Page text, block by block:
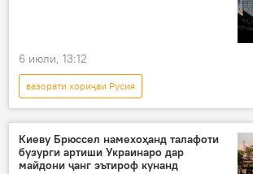
6 июли, 13:12
вазорати хориҷаи Русия
Украина
амалиёти вижа
Латвия
НАТО
Киеву Брюссел намехоҳанд талафоти
бузурги артиши Украинаро дар
майдони ҷанг эътироф кунанд